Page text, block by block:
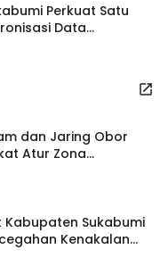
Perkuat Satu
Data
dan Jaring Obor
Atur Zona
Kabupaten Sukabumi
Kenakalan